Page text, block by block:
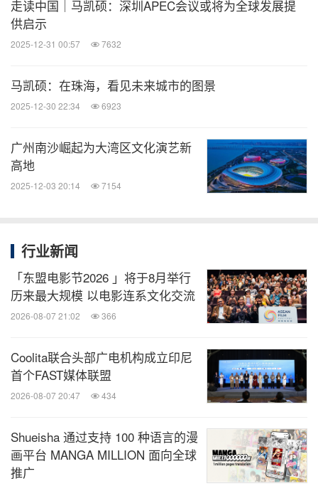
走读中国｜马凯硕：深圳APEC会议或将为全球发展提
供启示
2025-12-31 00:57 7632
马凯硕：在珠海，看见未来城市的图景
2025-12-30 22:34 6923
广州南沙崛起为大湾区文化演艺新
高地
2025-12-03 20:14 7154
行业新闻
「东盟电影节2026 」将于8月举行
历来最大规模 以电影连系文化交流
2026-08-07 21:02 366
Coolita联合头部广电机构成立印尼
首个FAST媒体联盟
2026-08-07 20:47 434
Shueisha 通过支持 100 种语言的漫
画平台 MANGA MILLION 面向全球
推广